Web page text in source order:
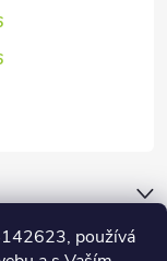
používá